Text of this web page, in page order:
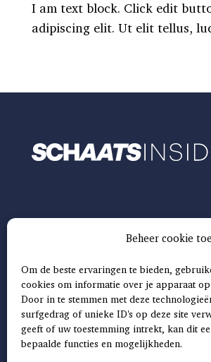
Beheer cookie
Om de beste ervaringen te bieden,
cookies om informatie over je apparaat
Door in te stemmen met deze
surfgedrag of unieke ID's op deze site
geeft of uw toestemming intrekt, kan dit
bepaalde functies en mogelijkheden.
I am text block. Click edit
adipiscing elit. Ut elit tellus,